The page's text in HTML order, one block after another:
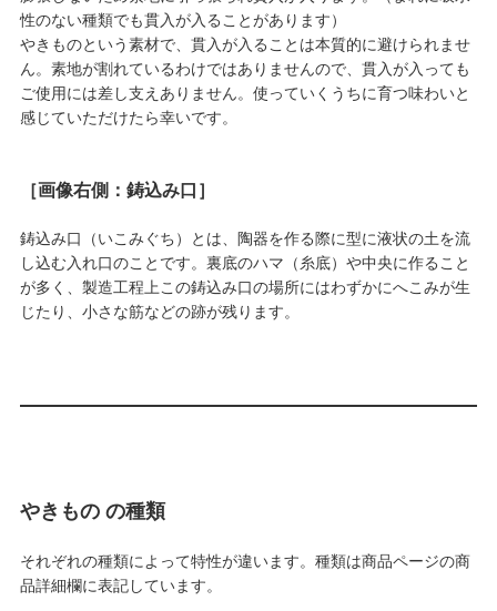
性のない種類でも貫入が入ることがあります）
やきものという素材で、貫入が入ることは本質的に避けられませ
ん。素地が割れているわけではありませんので、貫入が入っても
ご使用には差し支えありません。使っていくうちに育つ味わいと
感じていただけたら幸いです。
［画像右側：鋳込み口］
鋳込み口（いこみぐち）とは、陶器を作る際に型に液状の土を流
し込む入れ口のことです。裏底のハマ（糸底）や中央に作ること
が多く、製造工程上この鋳込み口の場所にはわずかにへこみが生
じたり、小さな筋などの跡が残ります。
やきもの の種類
それぞれの種類によって特性が違います。種類は商品ページの商
品詳細欄に表記しています。